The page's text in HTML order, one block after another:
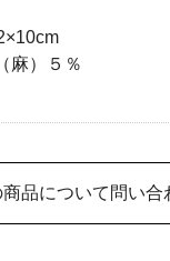
商品について問い合
麻）５％